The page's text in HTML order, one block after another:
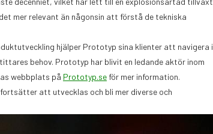
mer relevant än någonsin att förstå de tekniska
hjälper Prototyp sina klienter att navigera i
behov. Prototyp har blivit en ledande aktör inom
webbplats på Prototyp.se för mer information.
att utvecklas och bli mer diverse och